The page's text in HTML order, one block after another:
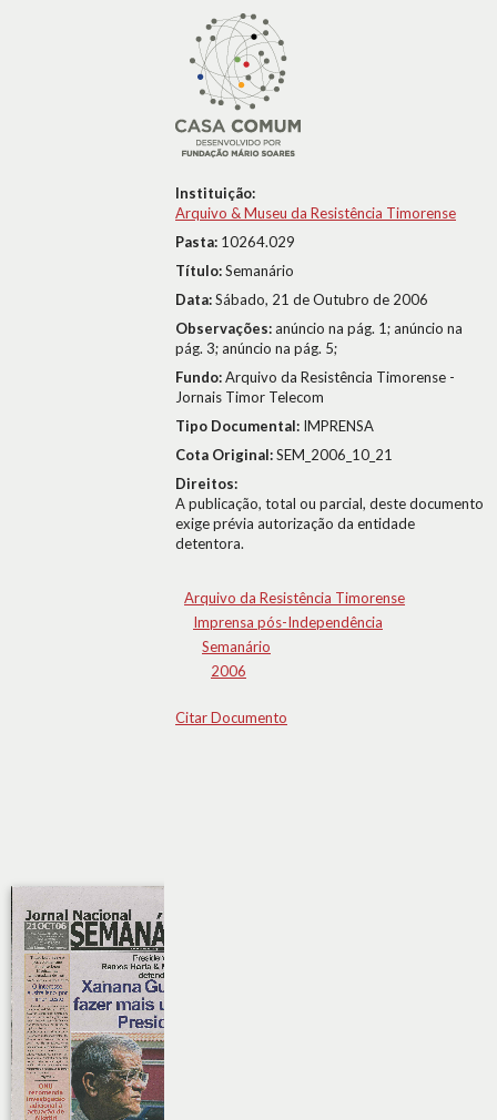
Instituição:
Arquivo & Museu da Resistência Timorense
Pasta: 10264.029
Título:Semanário
Data:Sábado, 21 de Outubro de 2006
Observações:anúncio na pág. 1; anúncio na
pág. 3; anúncio na pág. 5;
Fundo:Arquivo da Resistência Timorense -
Jornais Timor Telecom
Tipo Documental: IMPRENSA
Cota Original:SEM_2006_10_21
Direitos:
A publicação, total ou parcial, deste documento
exige prévia autorização da entidade
detentora.
Arquivo da Resistência Timorense
Imprensa pós-Independência
Semanário
2006
Citar Documento